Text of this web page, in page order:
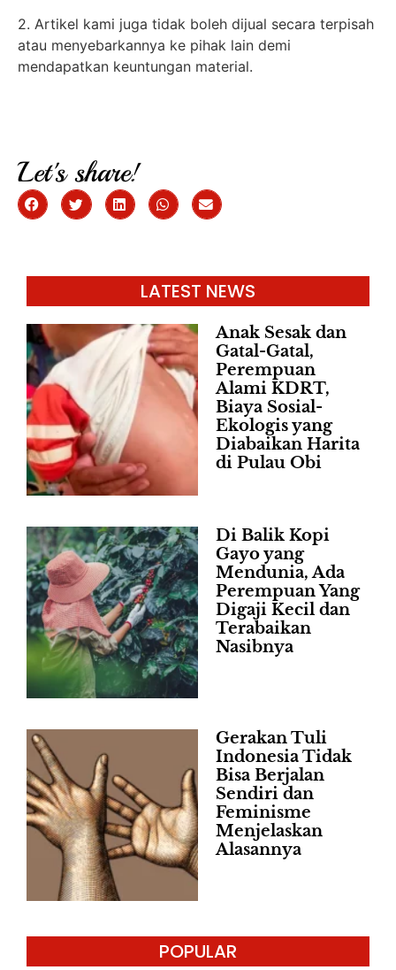
2. Artikel kami juga tidak boleh dijual secara terpisah
atau menyebarkannya ke pihak lain demi
mendapatkan keuntungan material.
Let's share!
LATEST NEWS
Anak Sesak dan
Gatal-Gatal,
Perempuan
Alami KDRT,
Biaya Sosial-
Ekologis yang
Diabaikan Harita
di Pulau Obi
Di Balik Kopi
Gayo yang
Mendunia, Ada
Perempuan Yang
Digaji Kecil dan
Terabaikan
Nasibnya
Gerakan Tuli
Indonesia Tidak
Bisa Berjalan
Sendiri dan
Feminisme
Menjelaskan
Alasannya
POPULAR